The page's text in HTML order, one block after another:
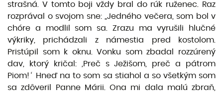
strašná. V tomto boji vždy bral do rúk ruženec. Raz
rozprával o svojom sne: „Jedného večera, som bol v
chóre a modlil som sa. Zrazu ma vyrušili hlučné
výkriky, prichádzali z námestia pred kostolom.
Pristúpil som k oknu. Vonku som zbadal rozzúrený
dav, ktorý kričal: ,Preč s Ježišom, preč a pátrom
Piom! ‘
Hneď na to som sa stiahol a so všetkým som
sa zdôveril Panne Márii. Ona mi dala malú zbraň,